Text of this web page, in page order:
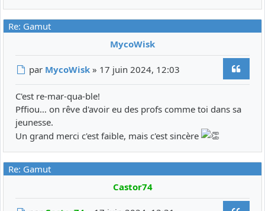
Re: Gamut
MycoWisk
Message
par MycoWisk » 17 juin 2024, 12:03
C'est re-mar-qua-ble!
Pffiou… on rêve d'avoir eu des profs comme toi dans sa
jeunesse.
Un grand merci c'est faible, mais c'est sincère
Re: Gamut
Castor74